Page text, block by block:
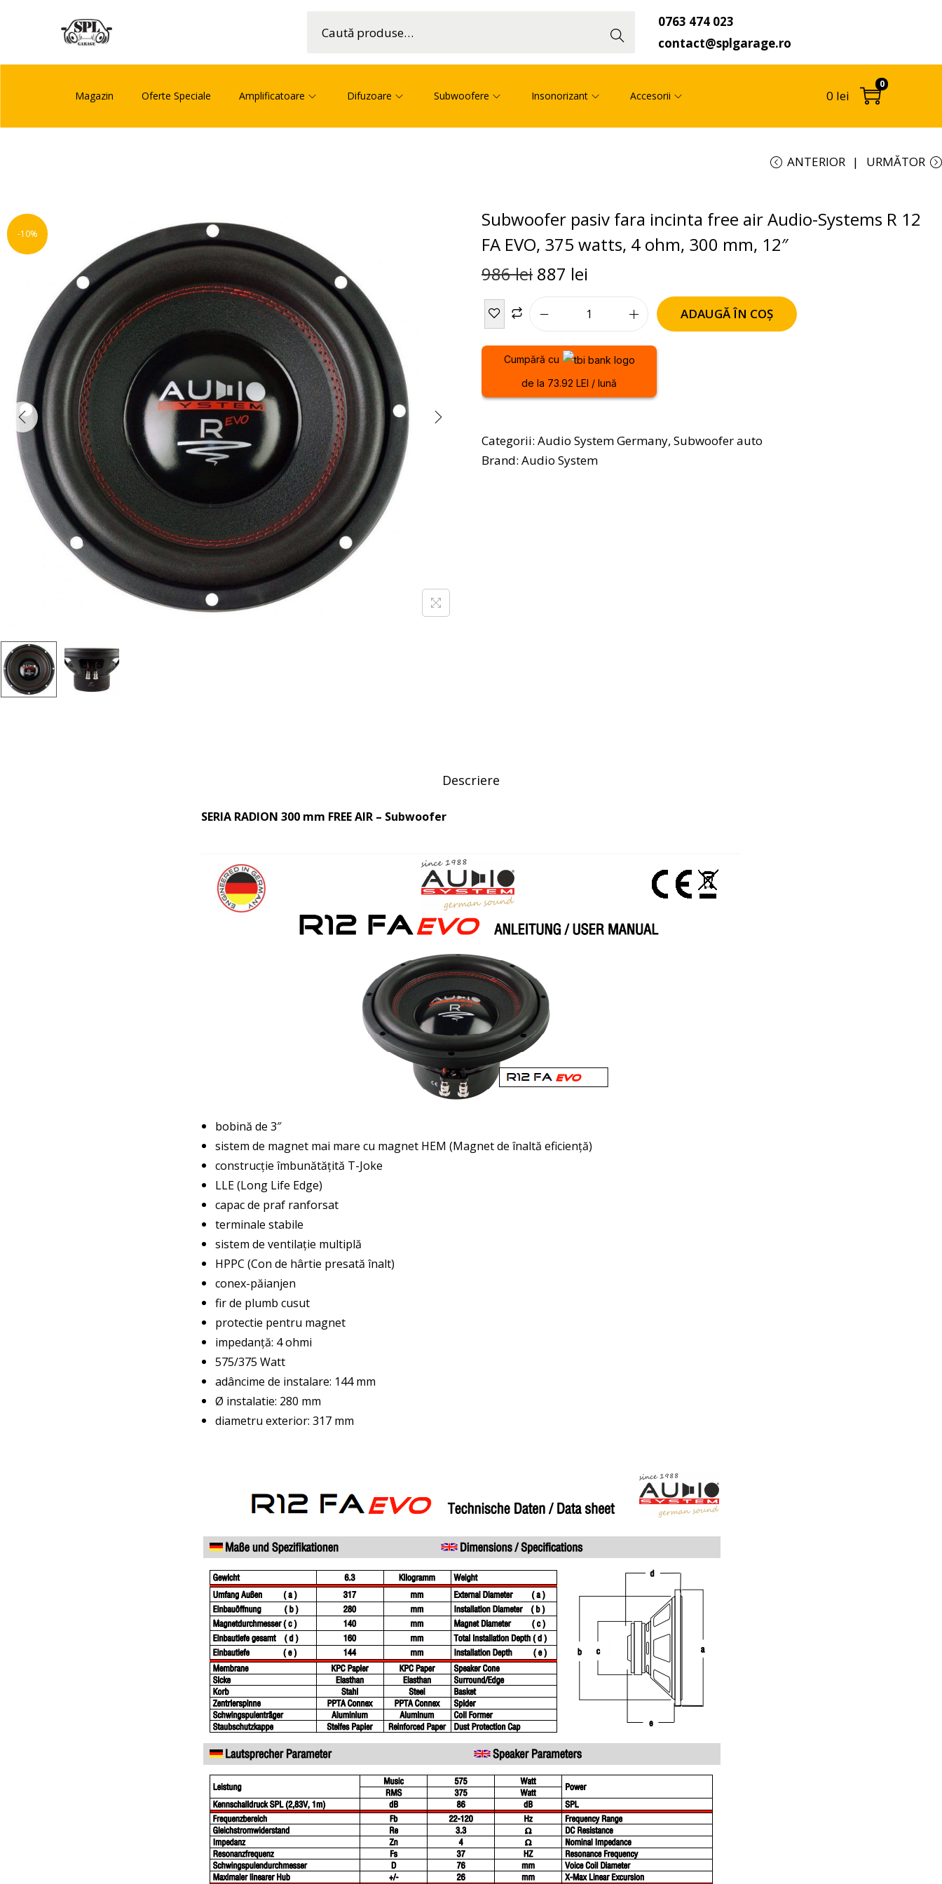
ă
0763 474 023
contact@splgarage.ro
Magazin Oferte Speciale Amplificatoare Difuzoare Subwoofere Insonorizant Accesorii 0 lei
0
ANTERIOR URMĂTOR
-10%
Subwoofer pasiv fara incinta free air Audio-Systems R 12
FA EVO, 375 watts, 4 ohm, 300 mm, 12″
986lei 887 lei
ADAUGĂ ÎN COȘ
Cumpără cu
de la 73.92 LEI / lună
Categorii: Audio System Germany, Subwoofer auto
Brand: Audio System
Descriere
SERIA RADION 300 mm FREE AIR – Subwoofer
bobină de 3″
sistem de magnet mai mare cu magnet HEM (Magnet de înaltă eficiență)
construcție îmbunătățită T-Joke
LLE (Long Life Edge)
capac de praf ranforsat
terminale stabile
sistem de ventilație multiplă
HPPC (Con de hârtie presată înalt)
conex-păianjen
fir de plumb cusut
protectie pentru magnet
impedanță: 4 ohmi
575/375 Watt
adâncime de instalare: 144 mm
Ø instalatie: 280 mm
diametru exterior: 317 mm